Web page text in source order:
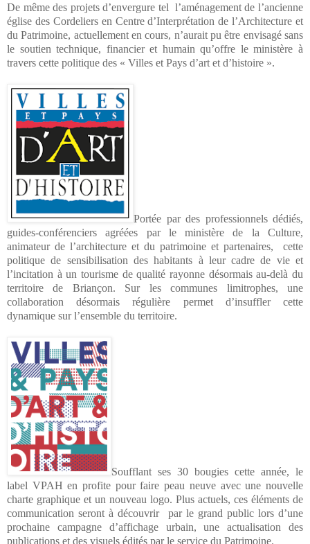
De même des projets d’envergure tel l’aménagement de l’ancienne
église des Cordeliers en Centre d’Interprétation de l’Architecture et
du Patrimoine, actuellement en cours, n’aurait pu être envisagé sans
le soutien technique, financier et humain qu’offre le ministère à
travers cette politique des « Villes et Pays d’art et d’histoire ».
Portée par des professionnels dédiés,
guides-conférenciers agréées par le ministère de la Culture,
animateur de l’architecture et du patrimoine et partenaires,
cette
politique de sensibilisation des habitants à leur cadre de vie et
l’incitation à un tourisme de qualité rayonne désormais au-delà du
territoire de Briançon. Sur les communes limitrophes, une
collaboration désormais régulière permet d’insuffler cette
dynamique sur l’ensemble du territoire.
Soufflant ses 30 bougies cette année, le
label VPAH en profite pour faire peau neuve avec une nouvelle
charte graphique et un nouveau logo. Plus actuels, ces éléments de
communication seront à découvrir
par le grand public lors d’une
prochaine campagne d’affichage urbain, une actualisation des
publications et des visuels édités par le service du Patrimoine.